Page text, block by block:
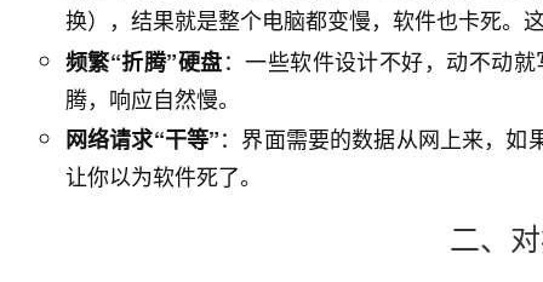
换），结果就是整个电脑都变慢，软件也卡死。
频繁“折腾”硬盘：一些软件设计不好，动不动
腾，响应自然慢。
网络请求“干等”：界面需要的数据从网上来，
让你以为软件死了。
二、